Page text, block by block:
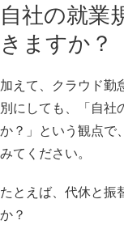
自社の就業
きますか？
加えて、クラウド勤
別にしても、「自社
か？」という観点で
みてください。
たとえば、代休と振
か？